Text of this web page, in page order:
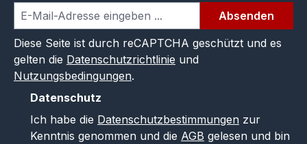
Absenden
Diese Seite ist durch reCAPTCHA geschützt und es
gelten die Datenschutzrichtlinie und
Nutzungsbedingungen.
Datenschutz
Ich habe die Datenschutzbestimmungen zur
Kenntnis genommen und die AGB gelesen und bin